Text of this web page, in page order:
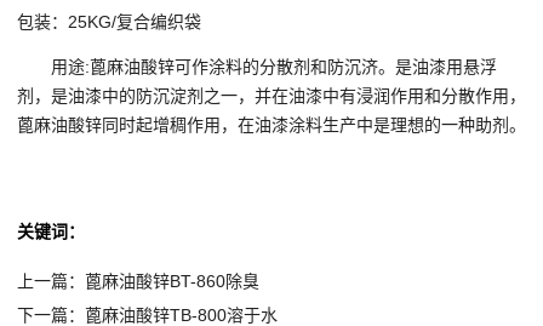
包装：25KG/复合编织袋
用途:蓖麻油酸锌可作涂料的分散剂和防沉济。是油漆用悬浮
剂，是油漆中的防沉淀剂之一，并在油漆中有浸润作用和分散作用，
蓖麻油酸锌同时起增稠作用，在油漆涂料生产中是理想的一种助剂。
关键词：
上一篇：蓖麻油酸锌BT-860除臭
下一篇：蓖麻油酸锌TB-800溶于水